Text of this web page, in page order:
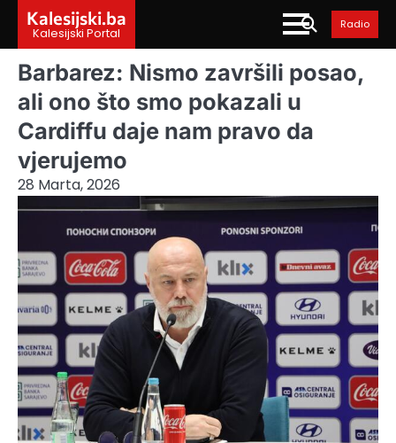
content
Kalesijski.ba
Kalesijski Portal
Radio
Barbarez: Nismo završili posao,
ali ono što smo pokazali u
Cardiffu daje nam pravo da
vjerujemo
28 Marta, 2026